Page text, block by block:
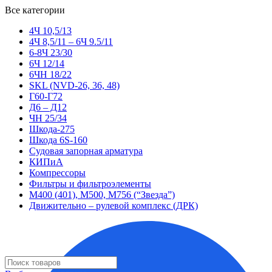
Все категории
4Ч 10,5/13
4Ч 8,5/11 – 6Ч 9.5/11
6-8Ч 23/30
6Ч 12/14
6ЧН 18/22
SKL (NVD-26, 36, 48)
Г60-Г72
Д6 – Д12
ЧН 25/34
Шкода-275
Шкода 6S-160
Судовая запорная арматура
КИПиА
Компрессоры
Фильтры и фильтроэлементы
М400 (401), М500, М756 (“Звезда”)
Движительно – рулевой комплекс (ДРК)